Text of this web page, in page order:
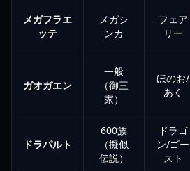
メガフラエ
ッテ
メガシ
ンカ
フェア
リー
ガオガエン
一般
（御三
家）
ほのお/
あく
ドラパルト
600族
（擬似
伝説）
ドラゴ
ン/ゴー
スト